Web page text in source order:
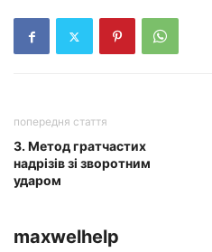
попередня стаття
3. Метод гратчастих
надрізів зі зворотним
ударом
maxwelhelp